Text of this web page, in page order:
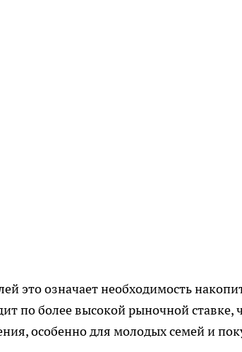
это означает необходимость
по более высокой рыночной ставке,
особенно для молодых семей и